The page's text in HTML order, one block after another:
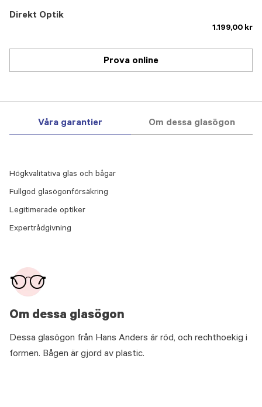
Direkt Optik
1.199,00 kr
Prova online
Våra garantier Om dessa glasögon
Om dessa glasögon
Dessa glasögon från Hans Anders är röd, och rechthoekig i
formen. Bågen är gjord av plastic.
Högkvalitativa glas och bågar
Fullgod glasögonförsäkring
Legitimerade optiker
Expertrådgivning